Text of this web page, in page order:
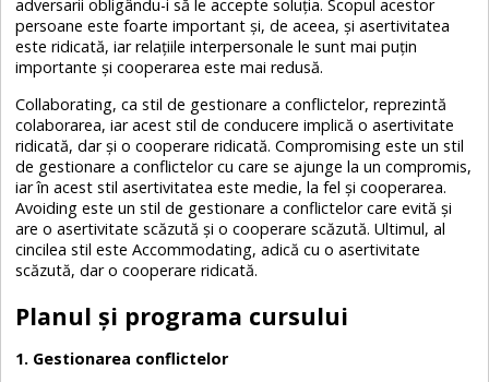
adversarii obligându-i să le accepte soluția. Scopul acestor
persoane este foarte important și, de aceea, și asertivitatea
este ridicată, iar relațiile interpersonale le sunt mai puțin
importante și cooperarea este mai redusă.
Collaborating, ca stil de gestionare a conflictelor, reprezintă
colaborarea, iar acest stil de conducere implică o asertivitate
ridicată, dar și o cooperare ridicată. Compromising este un stil
de gestionare a conflictelor cu care se ajunge la un compromis,
iar în acest stil asertivitatea este medie, la fel și cooperarea.
Avoiding este un stil de gestionare a conflictelor care evită și
are o asertivitate scăzută și o cooperare scăzută. Ultimul, al
cincilea stil este Accommodating, adică cu o asertivitate
scăzută, dar o cooperare ridicată.
Planul și programa cursului
1. Gestionarea conflictelor